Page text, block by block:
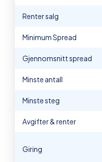
Renter salg
Minimum Spread
Gjennomsnitt spread
Minste antall
Minste steg
Avgifter & renter
Giring